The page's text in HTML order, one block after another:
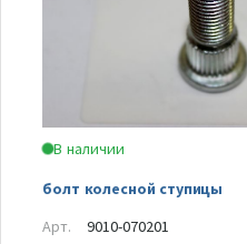
В наличии
болт колесной ступицы
Арт.
9010-070201